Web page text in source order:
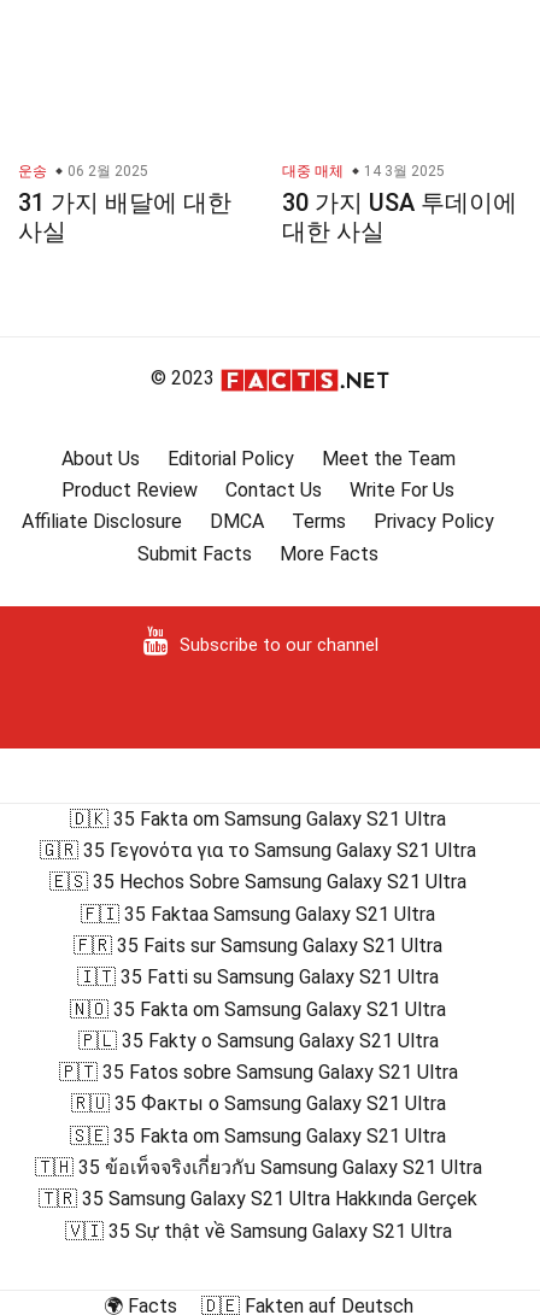
운송 06 2월 2025
31 가지 배달에 대한
사실
대중 매체 14 3월 2025
30 가지 USA 투데이에
대한 사실
© 2023
About Us Editorial Policy
Meet the Team
Product Review
Contact Us
Write For Us
Affiliate Disclosure
DMCA Terms
Privacy Policy
Submit Facts
More Facts
Subscribe to our channel
🇩🇰 35 Fakta om Samsung Galaxy S21 Ultra
🇬🇷 35 Γεγονότα για το Samsung Galaxy S21 Ultra
🇪🇸 35 Hechos Sobre Samsung Galaxy S21 Ultra
🇫🇮 35 Faktaa Samsung Galaxy S21 Ultra
🇫🇷 35 Faits sur Samsung Galaxy S21 Ultra
🇮🇹 35 Fatti su Samsung Galaxy S21 Ultra
🇳🇴 35 Fakta om Samsung Galaxy S21 Ultra
🇵🇱 35 Fakty o Samsung Galaxy S21 Ultra
🇵🇹 35 Fatos sobre Samsung Galaxy S21 Ultra
🇷🇺 35 Факты о Samsung Galaxy S21 Ultra
🇸🇪 35 Fakta om Samsung Galaxy S21 Ultra
🇹🇭 35 ข้อเท็จจริงเกี่ยวกับ Samsung Galaxy S21 Ultra
🇹🇷 35 Samsung Galaxy S21 Ultra Hakkında Gerçek
🇻🇮 35 Sự thật về Samsung Galaxy S21 Ultra
🌍 Facts 🇩🇪 Fakten auf Deutsch